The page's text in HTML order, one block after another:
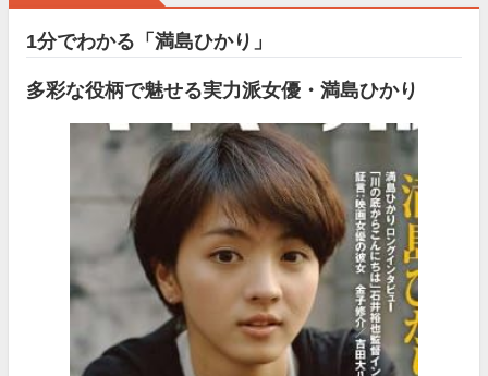
1分でわかる「満島ひかり」
多彩な役柄で魅せる実力派女優・満島ひかり